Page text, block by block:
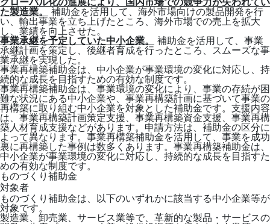
た製造業。
補助金を活用して、海外市場向けの製品開発を行
い、輸出事業を立ち上げたところ、海外市場での売上を拡大
し、業績を向上させた。
事業承継を予定していた中小企業。
補助金を活用して、事業
承継計画を策定し、後継者育成を行ったところ、スムーズな事
業承継を実現した。
事業再構築補助金は、中小企業が事業環境の変化に対応し、持
続的な成長を目指すための有効な制度です。
事業再構築補助金は、事業環境の変化により、事業の存続が困
難な状況にある中小企業や、事業再構築計画に基づいて事業の
再構築に取り組む中小企業を対象とした補助金です。支援内容
は、事業再構築計画策定支援、事業再構築資金支援、事業再構
築人材育成支援などがあります。申請方法は、補助金の区分に
よって異なります。事業再構築補助金を活用して、事業を成功
裏に再構築した事例は数多くあります。事業再構築補助金は、
中小企業が事業環境の変化に対応し、持続的な成長を目指すた
めの有効な制度です。
ものづくり補助金
対象者
ものづくり補助金は、以下のいずれかに該当する中小企業等が
対象です。
製造業、卸売業、サービス業等で、革新的な製品・サービスの